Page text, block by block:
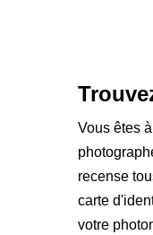
Vous êtes
recense
carte
votre